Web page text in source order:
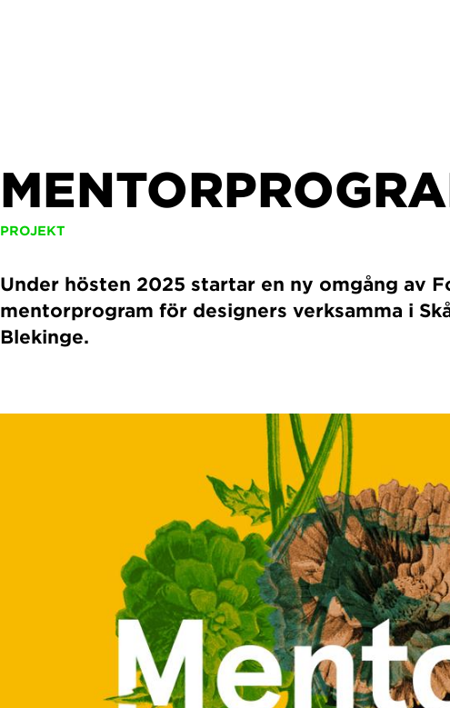
PROJEKT
Under hösten 2025 startar en ny omgång av
mentorprogram för designers verksamma i
Blekinge.